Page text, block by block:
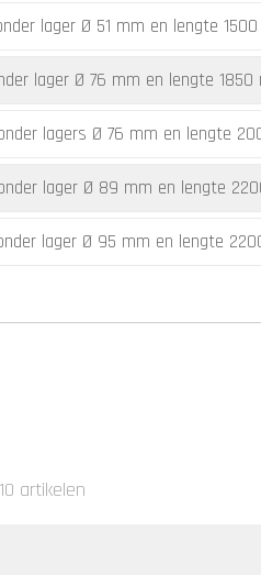
lager Ø 51 mm en lengte
lager Ø 76 mm en lengte 1850
lagers Ø 76 mm en lengte
lager Ø 89 mm en lengte
lager Ø 95 mm en lengte
artikelen